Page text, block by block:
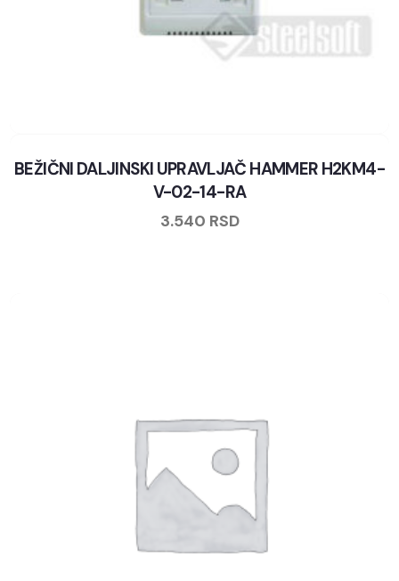
BEŽIČNI DALJINSKI UPRAVLJAČ HAMMER H2KM4-
V-02-14-RA
3.540 RSD